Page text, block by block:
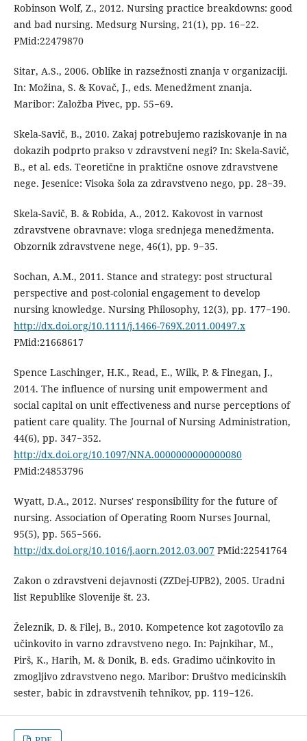
Robinson Wolf, Z., 2012. Nursing practice breakdowns: good
and bad nursing. Medsurg Nursing, 21(1), pp. 16−22.
PMid:22479870
Sitar, A.S., 2006. Oblike in razsežnosti znanja v organizaciji.
In: Možina, S. & Kovač, J., eds. Menedžment znanja.
Maribor: Založba Pivec, pp. 55−69.
Skela-Savič, B., 2010. Zakaj potrebujemo raziskovanje in na
dokazih podprto prakso v zdravstveni negi? In: Skela-Savič,
B., et al. eds. Teoretične in praktične osnove zdravstvene
nege. Jesenice: Visoka šola za zdravstveno nego, pp. 28−39.
Skela-Savič, B. & Robida, A., 2012. Kakovost in varnost
zdravstvene obravnave: vloga srednjega menedžmenta.
Obzornik zdravstvene nege, 46(1), pp. 9−35.
Sochan, A.M., 2011. Stance and strategy: post structural
perspective and post-colonial engagement to develop
nursing knowledge. Nursing Philosophy, 12(3), pp. 177−190.
http://dx.doi.org/10.1111/j.1466-769X.2011.00497.x
PMid:21668617
Spence Laschinger, H.K., Read, E., Wilk, P. & Finegan, J.,
2014. The influence of nursing unit empowerment and
social capital on unit effectiveness and nurse perceptions of
patient care quality. The Journal of Nursing Administration,
44(6), pp. 347−352.
http://dx.doi.org/10.1097/NNA.0000000000000080
PMid:24853796
Wyatt, D.A., 2012. Nurses' responsibility for the future of
nursing. Association of Operating Room Nurses Journal,
95(5), pp. 565−566.
http://dx.doi.org/10.1016/j.aorn.2012.03.007PMid:22541764
Zakon o zdravstveni dejavnosti (ZZDej-UPB2), 2005. Uradni
list Republike Slovenije št. 23.
Železnik, D. & Filej, B., 2010. Kompetence kot zagotovilo za
učinkovito in varno zdravstveno nego. In: Pajnkihar, M.,
Pirš, K., Harih, M. & Donik, B. eds. Gradimo učinkovito in
zmogljivo zdravstveno nego. Maribor: Društvo medicinskih
sester, babic in zdravstvenih tehnikov, pp. 119−126.